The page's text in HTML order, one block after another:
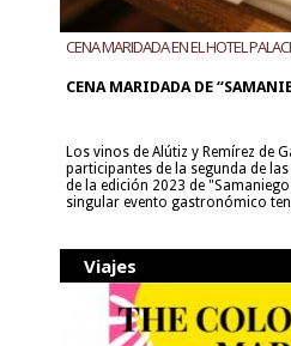
CENA MARIDADA EN EL HOTEL
CENA MARIDADA DE
Los vinos de Alútiz y Remírez de
participantes de la segunda de
de la edición 2023 de "Samaniego
singular evento gastronómico
Viajes